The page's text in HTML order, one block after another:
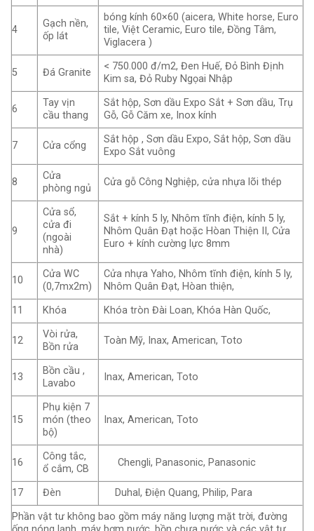
4
Gạch nền,
ốp lát
bóng kính 60×60 (aicera, White horse, Euro
tile, Việt Ceramic, Euro tile, Đồng Tâm,
Viglacera )
5 Đá Granite
< 750.000 đ/m2, Đen Huế, Đỏ Bình Định
Kim sa, Đỏ Ruby Ngọai Nhập
6
Tay vịn
cầu thang
Sắt hộp, Sơn dầu Expo Sắt + Sơn dầu, Trụ
Gỗ, Gỗ Căm xe, Inox kính
7 Cửa cổng
Sắt hộp , Sơn dầu Expo, Sắt hộp, Sơn dầu
Expo Sắt vuông
8
Cửa
phòng ngủ
Cửa gỗ Công Nghiệp, cửa nhựa lõi thép
9
Cửa sổ,
cửa đi
(ngoài
nhà)
Sắt + kính 5 ly, Nhôm tĩnh điện, kính 5 ly,
Nhôm Quân Đạt hoặc Hòan Thiện II, Cửa
Euro + kính cường lực 8mm
10
Cửa WC
(0,7mx2m)
Cửa nhựa Yaho, Nhôm tĩnh điện, kính 5 ly,
Nhôm Quân Đạt, Hòan thiện,
11
Khóa Khóa tròn Đài Loan, Khóa Hàn Quốc,
12
Vòi rửa,
Bồn rửa
Toàn Mỹ, Inax, American, Toto
13
Bồn cầu ,
Lavabo
Inax, American, Toto
15
Phụ kiện 7
món (theo
bộ)
Inax, American, Toto
16
Công tắc,
ổ cắm, CB
Chengli, Panasonic, Panasonic
17 Đèn
Duhal, Điện Quang, Philip, Para
Phần vật tư không bao gồm máy năng lượng mặt trời, đường